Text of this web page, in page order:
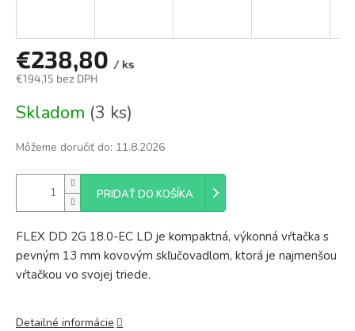
€238,80 / ks
€194,15 bez DPH
cena:
Skladom (3 ks)
Môžeme doručiť do: 11.8.2026
PRIDAŤ DO KOŠÍKA
FLEX DD 2G 18.0-EC LD je kompaktná, výkonná vŕtačka s
pevným 13 mm kovovým skľučovadlom, ktorá je najmenšou
vŕtačkou vo svojej triede.
Detailné informácie